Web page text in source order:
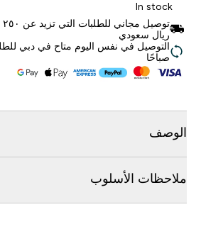
In stock
ريال سعودي
صباحًا
الوصف
ملاحظات الأسلوب